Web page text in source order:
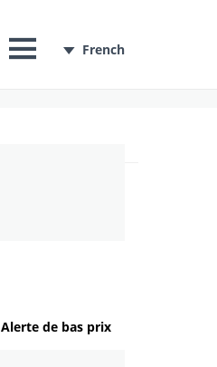
French
Alerte de bas prix